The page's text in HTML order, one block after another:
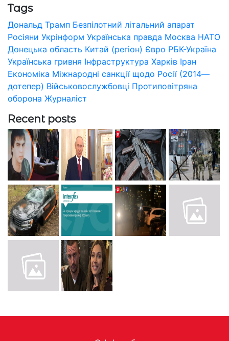
Tags
Дональд Трамп Безпілотний літальний апарат
Росіяни Укрінформ Українська правда Москва НАТО
Донецька область Китай (регіон) Євро РБК-Україна
Українська гривня Інфраструктура Харків Іран
Економіка Міжнародні санкції щодо Росії (2014—
дотепер) Військовослужбовці Протиповітряна
оборона Журналіст
Recent posts